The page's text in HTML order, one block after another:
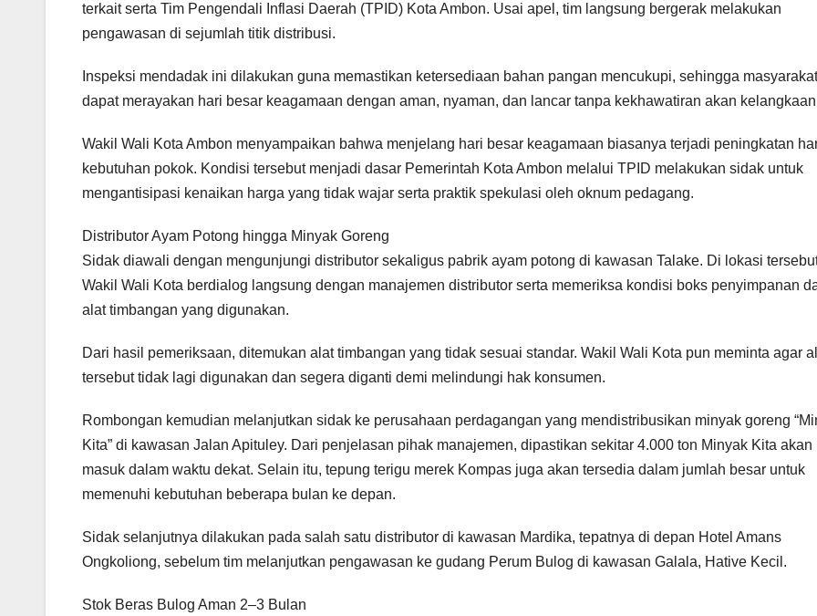
terkait serta Tim Pengendali Inflasi Daerah (TPID) Kota Ambon. Usai apel, tim langsung bergerak melakukan
pengawasan di sejumlah titik distribusi.
Inspeksi mendadak ini dilakukan guna memastikan ketersediaan bahan pangan mencukupi, sehingga masyarakat
dapat merayakan hari besar keagamaan dengan aman, nyaman, dan lancar tanpa kekhawatiran akan
Wakil Wali Kota Ambon menyampaikan bahwa menjelang hari besar keagamaan biasanya terjadi peningkatan
kebutuhan pokok. Kondisi tersebut menjadi dasar Pemerintah Kota Ambon melalui TPID melakukan sidak untuk
mengantisipasi kenaikan harga yang tidak wajar serta praktik spekulasi oleh oknum pedagang.
Distributor Ayam Potong hingga Minyak Goreng
Sidak diawali dengan mengunjungi distributor sekaligus pabrik ayam potong di kawasan Talake. Di lokasi
Wakil Wali Kota berdialog langsung dengan manajemen distributor serta memeriksa kondisi boks penyimpanan
alat timbangan yang digunakan.
Dari hasil pemeriksaan, ditemukan alat timbangan yang tidak sesuai standar. Wakil Wali Kota pun meminta agar
tersebut tidak lagi digunakan dan segera diganti demi melindungi hak konsumen.
Rombongan kemudian melanjutkan sidak ke perusahaan perdagangan yang mendistribusikan minyak goreng
Kita” di kawasan Jalan Apituley. Dari penjelasan pihak manajemen, dipastikan sekitar 4.000 ton Minyak Kita akan
masuk dalam waktu dekat. Selain itu, tepung terigu merek Kompas juga akan tersedia dalam jumlah besar untuk
memenuhi kebutuhan beberapa bulan ke depan.
Sidak selanjutnya dilakukan pada salah satu distributor di kawasan Mardika, tepatnya di depan Hotel Amans
Ongkoliong, sebelum tim melanjutkan pengawasan ke gudang Perum Bulog di kawasan Galala, Hative Kecil.
Stok Beras Bulog Aman 2–3 Bulan